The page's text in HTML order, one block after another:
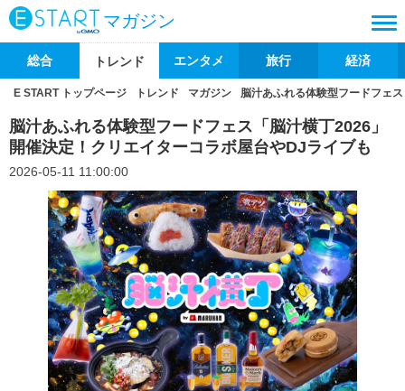
マガジン
総合 トレンド エンタメ 旅行 経済
E START トップページ トレンド マガジン 脳汁あふれる体験型フードフェ
脳汁あふれる体験型フードフェス「脳汁横丁2026」
開催決定！クリエイターコラボ屋台やDJライブも
2026-05-11 11:00:00